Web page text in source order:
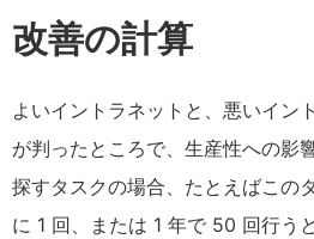
改善の計算
よいイントラネットと、悪いイン
が判ったところで、生産性への影
探すタスクの場合、たとえばこの
に 1 回、または 1 年で 50 回行う